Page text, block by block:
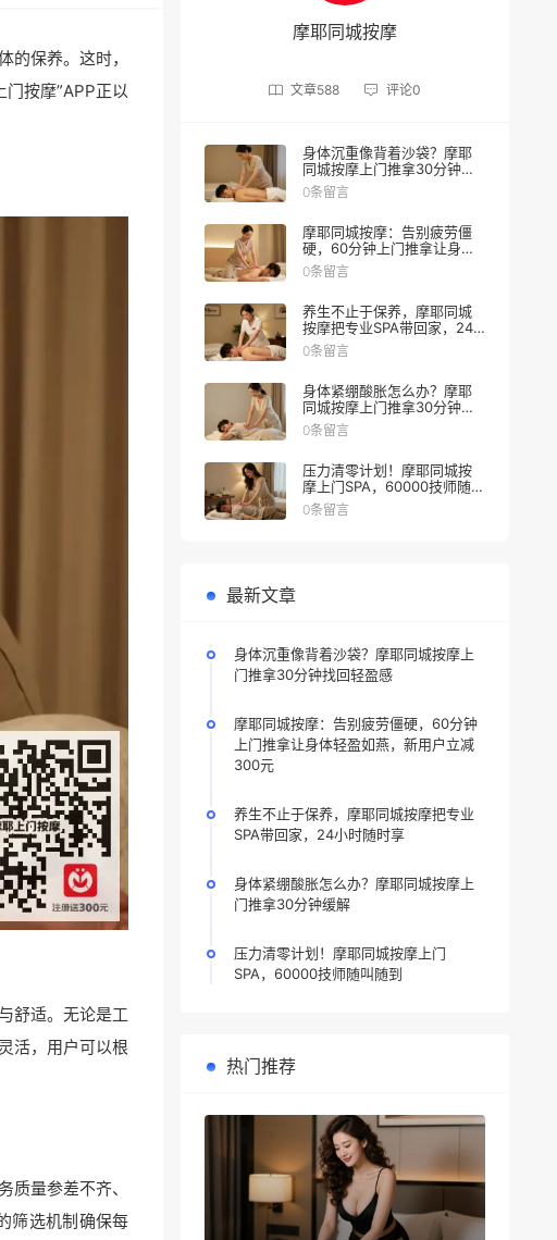
保养。这时，
按摩”APP正以
舒适。无论是工
活，用户可以根
量参差不齐、
筛选机制确保每
摩耶同城按摩
文章588 评论0
身体沉重像背着沙袋？摩耶
同城按摩上门推拿30分钟找
回轻盈感
0条留言
摩耶同城按摩：告别疲劳僵
硬，60分钟上门推拿让身体
轻盈如燕，新用户立减300元
0条留言
养生不止于保养，摩耶同城
按摩把专业SPA带回家，24
小时随时享
0条留言
身体紧绷酸胀怎么办？摩耶
同城按摩上门推拿30分钟缓
解
0条留言
压力清零计划！摩耶同城按
摩上门SPA，60000技师随叫
随到
0条留言
最新文章
身体沉重像背着沙袋？摩耶同城按摩上
门推拿30分钟找回轻盈感
摩耶同城按摩：告别疲劳僵硬，60分钟
上门推拿让身体轻盈如燕，新用户立减
300元
养生不止于保养，摩耶同城按摩把专业
SPA带回家，24小时随时享
身体紧绷酸胀怎么办？摩耶同城按摩上
门推拿30分钟缓解
压力清零计划！摩耶同城按摩上门
SPA，60000技师随叫随到
热门推荐